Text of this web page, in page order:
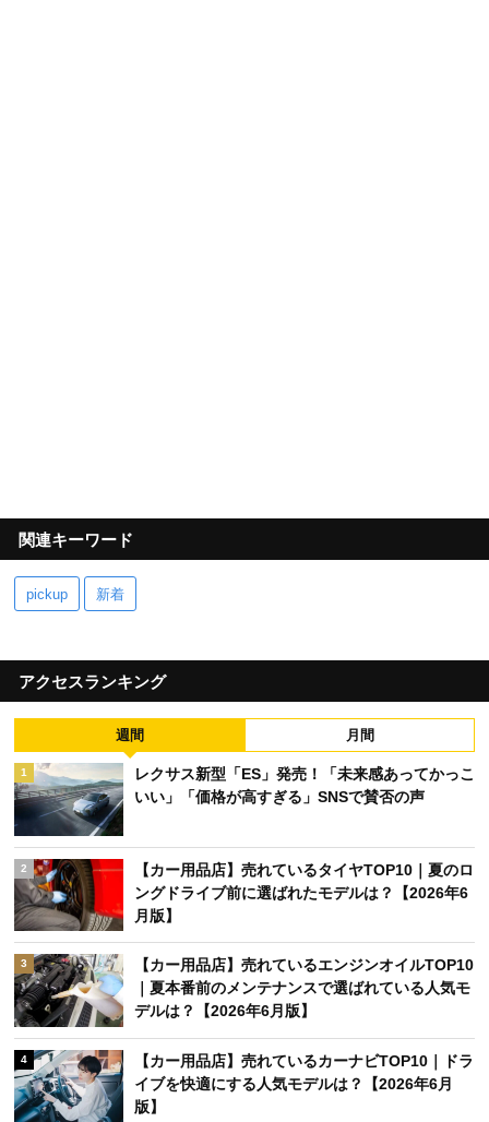
関連キーワード
pickup 新着
アクセスランキング
週間 月間
1
レクサス新型「ES」発売！「未来感あってかっこ
いい」「価格が高すぎる」SNSで賛否の声
2
【カー用品店】売れているタイヤTOP10｜夏のロ
ングドライブ前に選ばれたモデルは？【2026年6
月版】
3
【カー用品店】売れているエンジンオイルTOP10
｜夏本番前のメンテナンスで選ばれている人気モ
デルは？【2026年6月版】
4
【カー用品店】売れているカーナビTOP10｜ドラ
イブを快適にする人気モデルは？【2026年6月
版】